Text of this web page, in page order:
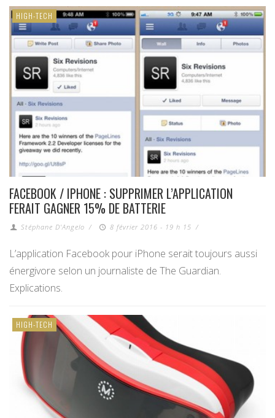
HIGH-TECH
FACEBOOK / IPHONE : SUPPRIMER L’APPLICATION
FERAIT GAGNER 15% DE BATTERIE
Stéphane D'Angelo / 8 février 2016 - 19 h 15 /
L’application Facebook pour iPhone serait toujours aussi
énergivore selon un journaliste de The Guardian.
Explications.
HIGH-TECH